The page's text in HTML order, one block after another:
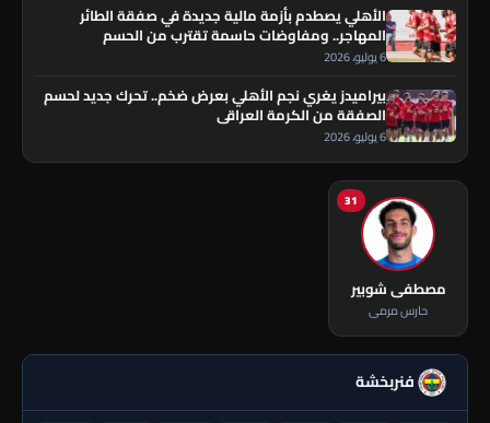
الأهلي يصطدم بأزمة مالية جديدة في صفقة الطائر
المهاجر.. ومفاوضات حاسمة تقترب من الحسم
6 يوليو، 2026
بيراميدز يغري نجم الأهلي بعرض ضخم.. تحرك جديد لحسم
الصفقة من الكرمة العراقي
6 يوليو، 2026
31
مصطفى شوبير
حارس مرمى
فنربخشة